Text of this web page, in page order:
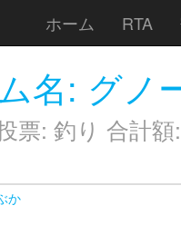
ホーム RTA
名: グノ
票: 釣り 合計
か